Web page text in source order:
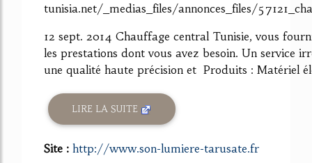
tunisia.net/_medias_files/annonces_files/
12 sept. 2014 Chauffage central Tunisie, vous
les prestations dont vous avez besoin. Un service
une qualité haute précision et Produits : Matériel
LIRE LA SUITE
Site : http://www.son-lumiere-tarusate.fr